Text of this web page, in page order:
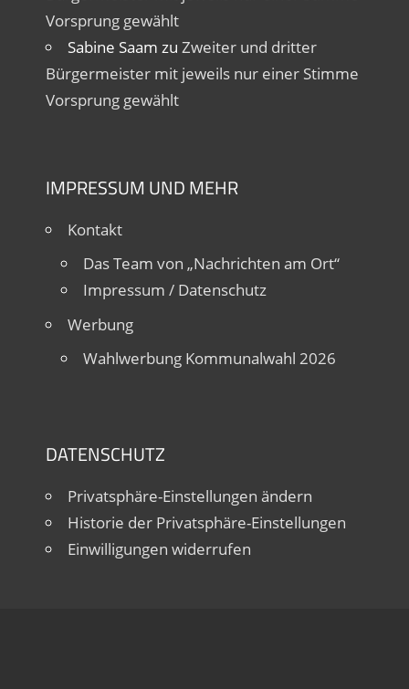
Vorsprung gewählt
Sabine Saam zu Zweiter und dritter
Bürgermeister mit jeweils nur einer Stimme
Vorsprung gewählt
IMPRESSUM UND MEHR
Kontakt
Das Team von „Nachrichten am Ort“
Impressum / Datenschutz
Werbung
Wahlwerbung Kommunalwahl 2026
DATENSCHUTZ
Privatsphäre-Einstellungen ändern
Historie der Privatsphäre-Einstellungen
Einwilligungen widerrufen